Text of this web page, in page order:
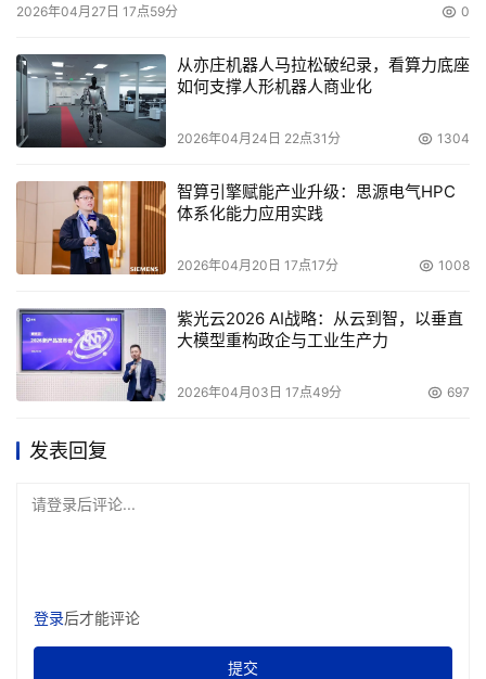
2026年04月27日 17点59分 0
从亦庄机器人马拉松破纪录，看算力底座
如何支撑人形机器人商业化
2026年04月24日 22点31分 1304
智算引擎赋能产业升级：思源电气HPC
体系化能力应用实践
2026年04月20日 17点17分 1008
紫光云2026 AI战略：从云到智，以垂直
大模型重构政企与工业生产力
2026年04月03日 17点49分 697
发表回复
请登录后评论...
登录后才能评论
提交